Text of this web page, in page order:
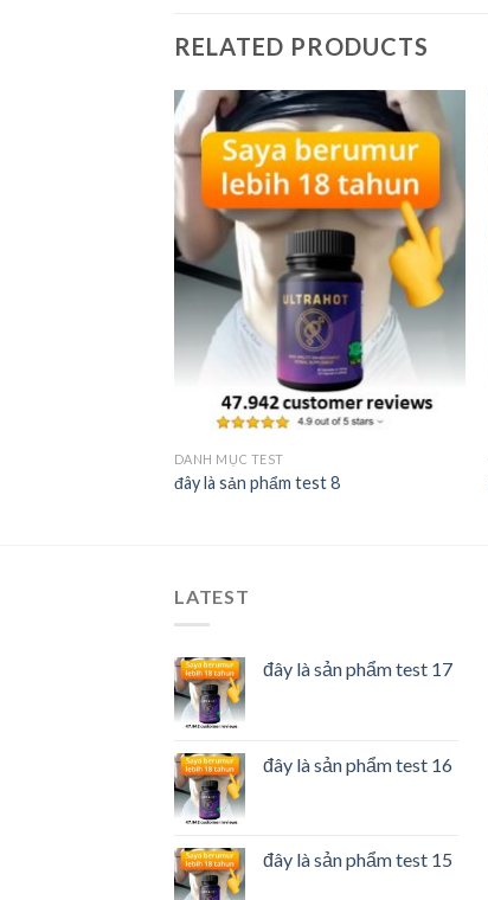
RELATED PRODUCTS
Add to
wishlist
DANH MỤC TEST
đây là sản phẩm test 8
LATEST
đây là sản phẩm test 17
đây là sản phẩm test 16
đây là sản phẩm test 15